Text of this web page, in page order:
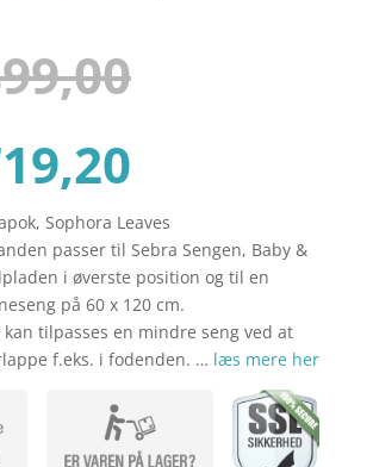
pris
var:
kr.
Den
aktuelle
pris
er:
Sophora Leaves
passer til Sebra Sengen, Baby &
i øverste position og til en
på 60 x 120 cm.
tilpasses en mindre seng ved at
f.eks. i fodenden. … læs mere her